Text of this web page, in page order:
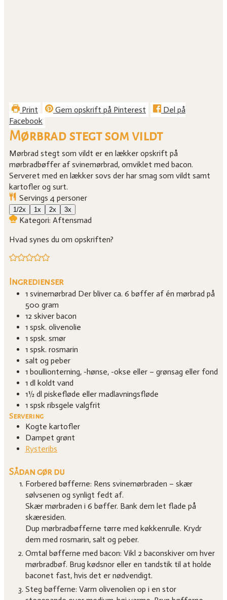
Print Gem opskrift på Pinterest
Del på
Facebook
Mørbrad stegt som vildt
Mørbrad stegt som vildt er en lækker opskrift på
mørbradbøffer af svinemørbrad, omviklet med bacon.
Serveret med en lækker sovs der har smag som vildt samt
kartofler og surt.
Servings4 personer
1/2x 1x 2x 3x
Kategori: Aftensmad
Hvad synes du om opskriften?
Ingredienser
1 svinemørbrad Der bliver ca. 6 bøffer af én mørbrad på
500 gram
12 skiver bacon
1 spsk. olivenolie
1 spsk. smør
1 spsk. rosmarin
salt og peber
1 boullionterning, -hønse, -okse eller – grønsag eller fond
1 dl koldt vand
1½ dl piskefløde eller madlavningsfløde
1 spsk ribsgele valgfrit
Servering
Kogte kartofler
Dampet grønt
Rysteribs
Sådan gør du
Forbered bøfferne: Rens svinemørbraden – skær
sølvsenen og synligt fedt af.
Skær mørbraden i 6 bøffer. Bank dem let flade på
skæresiden.
Dup mørbradbøfferne tørre med køkkenrulle. Krydr
dem med rosmarin, salt og peber.
Omtal bøfferne med bacon: Vikl 2 baconskiver om hver
mørbradbøf. Brug kødsnor eller en tandstik til at holde
baconet fast, hvis det er nødvendigt.
Steg bøfferne: Varm olivenolien op i en stor